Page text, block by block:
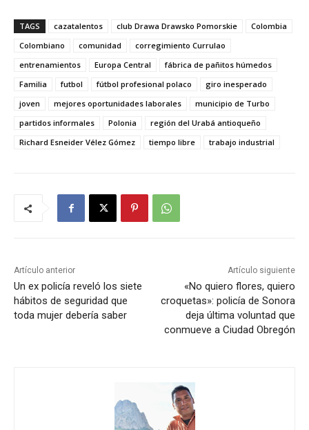
TAGS cazatalentos club Drawa Drawsko Pomorskie
Colombia
Colombiano
comunidad
corregimiento Currulao
entrenamientos
Europa Central
fábrica de pañitos húmedos
Familia
futbol fútbol profesional polaco
giro inesperado
joven
mejores oportunidades laborales
municipio de Turbo
partidos informales
Polonia
región del Urabá antioqueño
Richard Esneider Vélez Gómez
tiempo libre trabajo industrial
Artículo anterior
Un ex policía reveló los siete
hábitos de seguridad que
toda mujer debería saber
Artículo siguiente
«No quiero flores, quiero
croquetas»: policía de Sonora
deja última voluntad que
conmueve a Ciudad Obregón